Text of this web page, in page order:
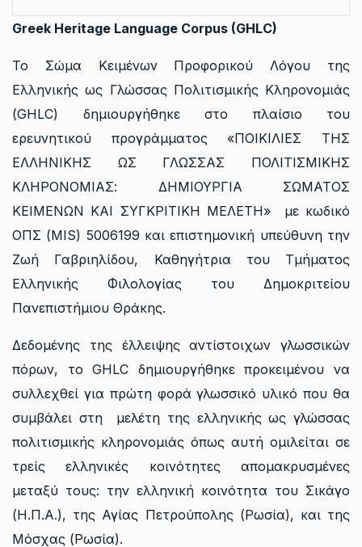
Greek Heritage Language Corpus (GHLC)
Το Σώμα Κειμένων Προφορικού Λόγου της
Ελληνικής ως Γλώσσας Πολιτισμικής Κληρονομιάς
(GHLC) δημιουργήθηκε στο πλαίσιο του
ερευνητικού προγράμματος «ΠΟΙΚΙΛΙΕΣ ΤΗΣ
ΕΛΛΗΝΙΚΗΣ ΩΣ ΓΛΩΣΣΑΣ ΠΟΛΙΤΙΣΜΙΚΗΣ
ΚΛΗΡΟΝΟΜΙΑΣ: ΔΗΜΙΟΥΡΓΙΑ ΣΩΜΑΤΟΣ
ΚΕΙΜΕΝΩΝ ΚΑΙ ΣΥΓΚΡΙΤΙΚΗ ΜΕΛΕΤΗ» με κωδικό
ΟΠΣ (MIS) 5006199 και επιστημονική υπεύθυνη την
Ζωή Γαβριηλίδου, Καθηγήτρια του Τμήματος
Ελληνικής Φιλολογίας του Δημοκριτείου
Πανεπιστήμιου Θράκης.
Δεδομένης της έλλειψης αντίστοιχων γλωσσικών
πόρων, το GHLC δημιουργήθηκε προκειμένου να
συλλεχθεί για πρώτη φορά γλωσσικό υλικό που θα
συμβάλει στη μελέτη της ελληνικής ως γλώσσας
πολιτισμικής κληρονομιάς όπως αυτή ομιλείται σε
τρείς ελληνικές κοινότητες απομακρυσμένες
μεταξύ τους: την ελληνική κοινότητα του Σικάγο
(Η.Π.Α.), της Αγίας Πετρούπολης (Ρωσία), και της
Μόσχας (Ρωσία).